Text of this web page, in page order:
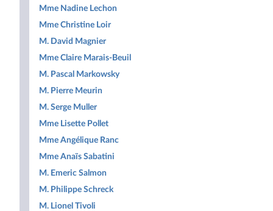
Mme Nadine Lechon
Mme Christine Loir
M. David Magnier
Mme Claire Marais-Beuil
M. Pascal Markowsky
M. Pierre Meurin
M. Serge Muller
Mme Lisette Pollet
Mme Angélique Ranc
Mme Anaïs Sabatini
M. Emeric Salmon
M. Philippe Schreck
M. Lionel Tivoli